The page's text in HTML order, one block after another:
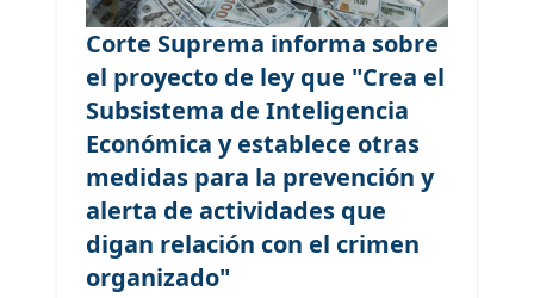
Corte Suprema informa sobre
el proyecto de ley que "Crea el
Subsistema de Inteligencia
Económica y establece otras
medidas para la prevención y
alerta de actividades que
digan relación con el crimen
organizado"